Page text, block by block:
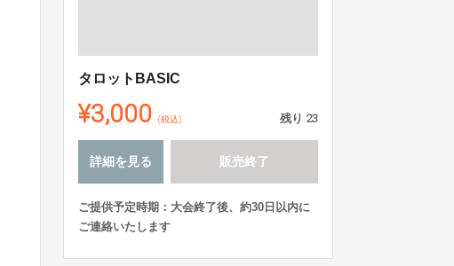
タロットBASIC
¥3,000 (税込) 残り 23
詳細を見る 販売終了
ご提供予定時期：大会終了後、約30日以内に
ご連絡いたします